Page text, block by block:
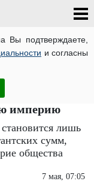
Вы подтверждаете,
и согласны
Горбаль
империю
становится лишь
сумм,
общества
7 мая, 07:05